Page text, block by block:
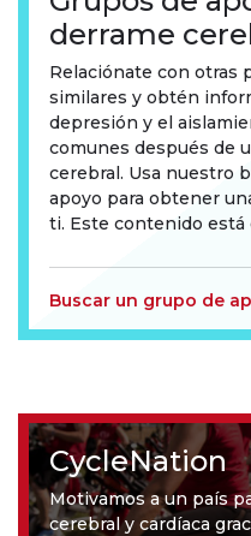
derrame
Relaciónate con otras
similares y obtén
depresión y el
comunes después de
cerebral. Usa nuestro
apoyo para obtener
ti. Este contenido
Buscar un grupo de
CycleNation
Motivamos a un país
cerebral y cardíaca